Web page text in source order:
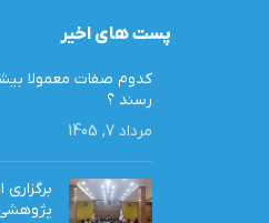
پست های اخیر
کدوم صفات معمولا
رسند ؟
مرداد 7, 1405
پژوهشی